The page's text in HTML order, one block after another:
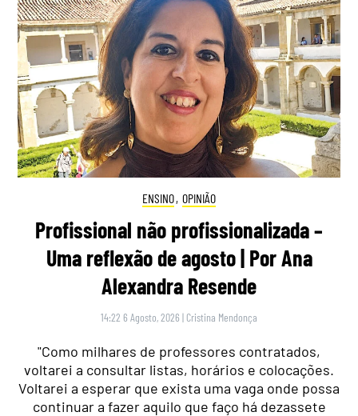
ENSINO, OPINIÃO
Profissional não profissionalizada –
Uma reflexão de agosto | Por Ana
Alexandra Resende
14:22 6 Agosto, 2026 | Cristina Mendonça
"Como milhares de professores contratados,
voltarei a consultar listas, horários e colocações.
Voltarei a esperar que exista uma vaga onde possa
continuar a fazer aquilo que faço há dezassete